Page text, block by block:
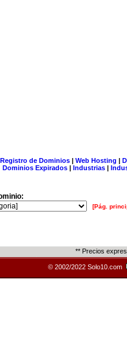
Registro de Dominios| Web Hosting |
Dominios Expirados | Industrias |
[Pág.
** Precios
© 2002/2022 Solo10.com